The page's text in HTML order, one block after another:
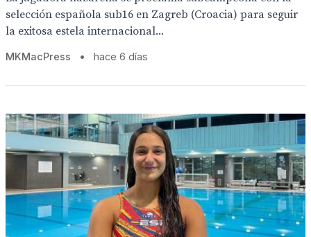
selección española sub16 en Zagreb (Croacia) para seguir
la exitosa estela internacional...
MKMacPress • hace 6 días